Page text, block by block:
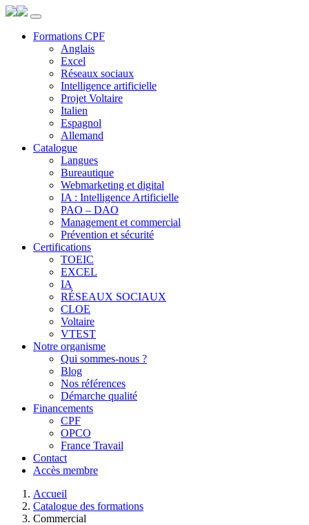
Formations CPF
Anglais
Excel
Réseaux sociaux
Intelligence artificielle
Projet Voltaire
Italien
Espagnol
Allemand
Catalogue
Langues
Bureautique
Webmarketing et digital
IA : Intelligence Artificielle
PAO – DAO
Management et commercial
Prévention et sécurité
Certifications
TOEIC
EXCEL
IA
RÉSEAUX SOCIAUX
CLOE
Voltaire
VTEST
Notre organisme
Qui sommes-nous ?
Blog
Nos références
Démarche qualité
Financements
CPF
OPCO
France Travail
Contact
Accès membre
Accueil
Catalogue des formations
Commercial
Panneau de gestion des cookies